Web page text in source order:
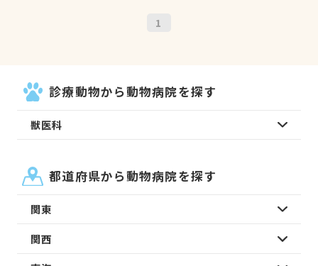
1
診療動物から動物病院を探す
獣医科
都道府県から動物病院を探す
関東
関西